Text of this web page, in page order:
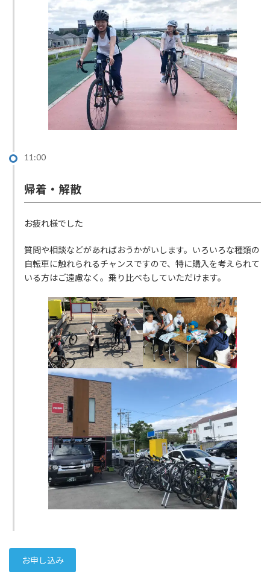
11:00
帰着・解散
お疲れ様でした
質問や相談などがあればおうかがいします。いろいろな種類の
自転車に触れられるチャンスですので、特に購入を考えられて
いる方はご遠慮なく。乗り比べもしていただけます。
お申し込み